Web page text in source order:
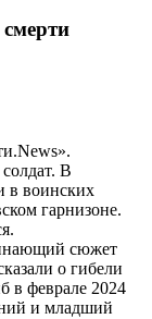
В
в воинских
гарнизоне.
сюжет
о гибели
в феврале 2024
и младший